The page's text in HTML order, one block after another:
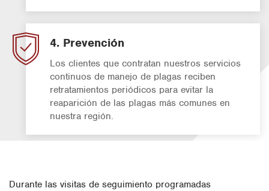
4. Prevención
Los clientes que contratan nuestros servicios
continuos de manejo de plagas reciben
retratamientos periódicos para evitar la
reaparición de las plagas más comunes en
nuestra región.
Durante las visitas de seguimiento programadas